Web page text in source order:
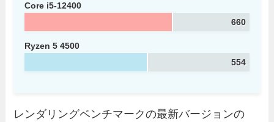
Core i5-12400
660
Ryzen 5 4500
554
レンダリングベンチマークの最新バージョンの